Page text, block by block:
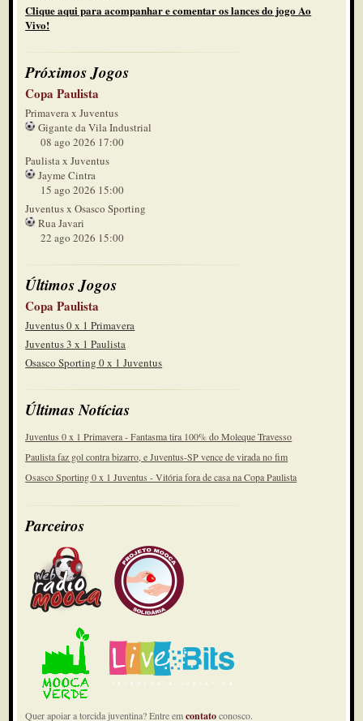
Clique aqui para acompanhar e comentar os lances do jogo Ao
Vivo!
Próximos Jogos
Copa Paulista
Primavera x Juventus
Gigante da Vila Industrial
08 ago 2026 17:00
Paulista x Juventus
Jayme Cintra
15 ago 2026 15:00
Juventus x Osasco Sporting
Rua Javari
22 ago 2026 15:00
Últimos Jogos
Copa Paulista
Juventus 0 x 1 Primavera
Juventus 3 x 1 Paulista
Osasco Sporting 0 x 1 Juventus
Últimas Notícias
Juventus 0 x 1 Primavera - Fantasma tira 100% do Moleque Travesso
Paulista faz gol contra bizarro, e Juventus-SP vence de virada no fim
Osasco Sporting 0 x 1 Juventus - Vitória fora de casa na Copa Paulista
Parceiros
Quer apoiar a torcida juventina? Entre emcontatoconosco.